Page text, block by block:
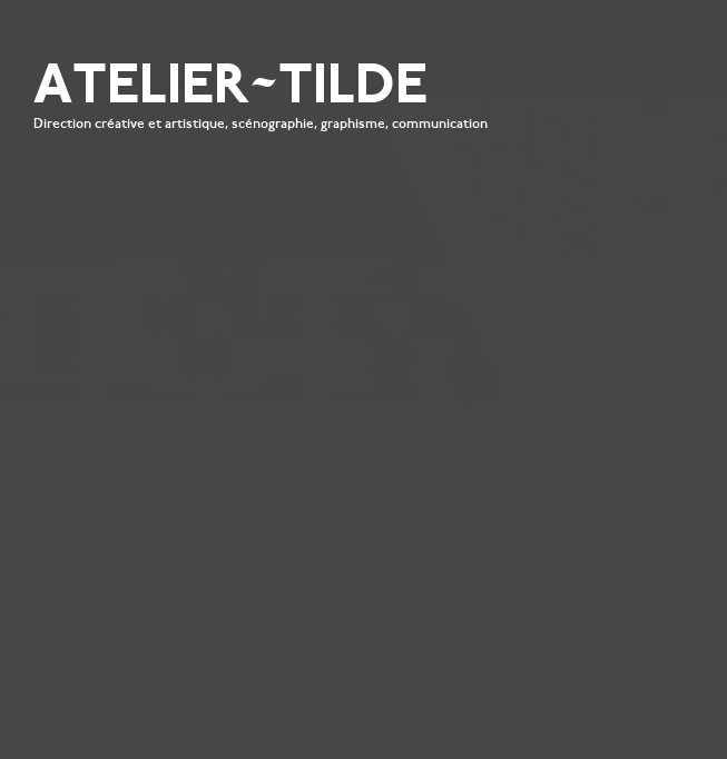
ATELIER~TILDE
Direction créative et artistique, scénographie, graphisme, communication